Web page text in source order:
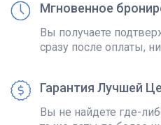
Мгновенное
Вы получаете
сразу после оплаты,
Гарантия Лучшей
Вы не найдете где-